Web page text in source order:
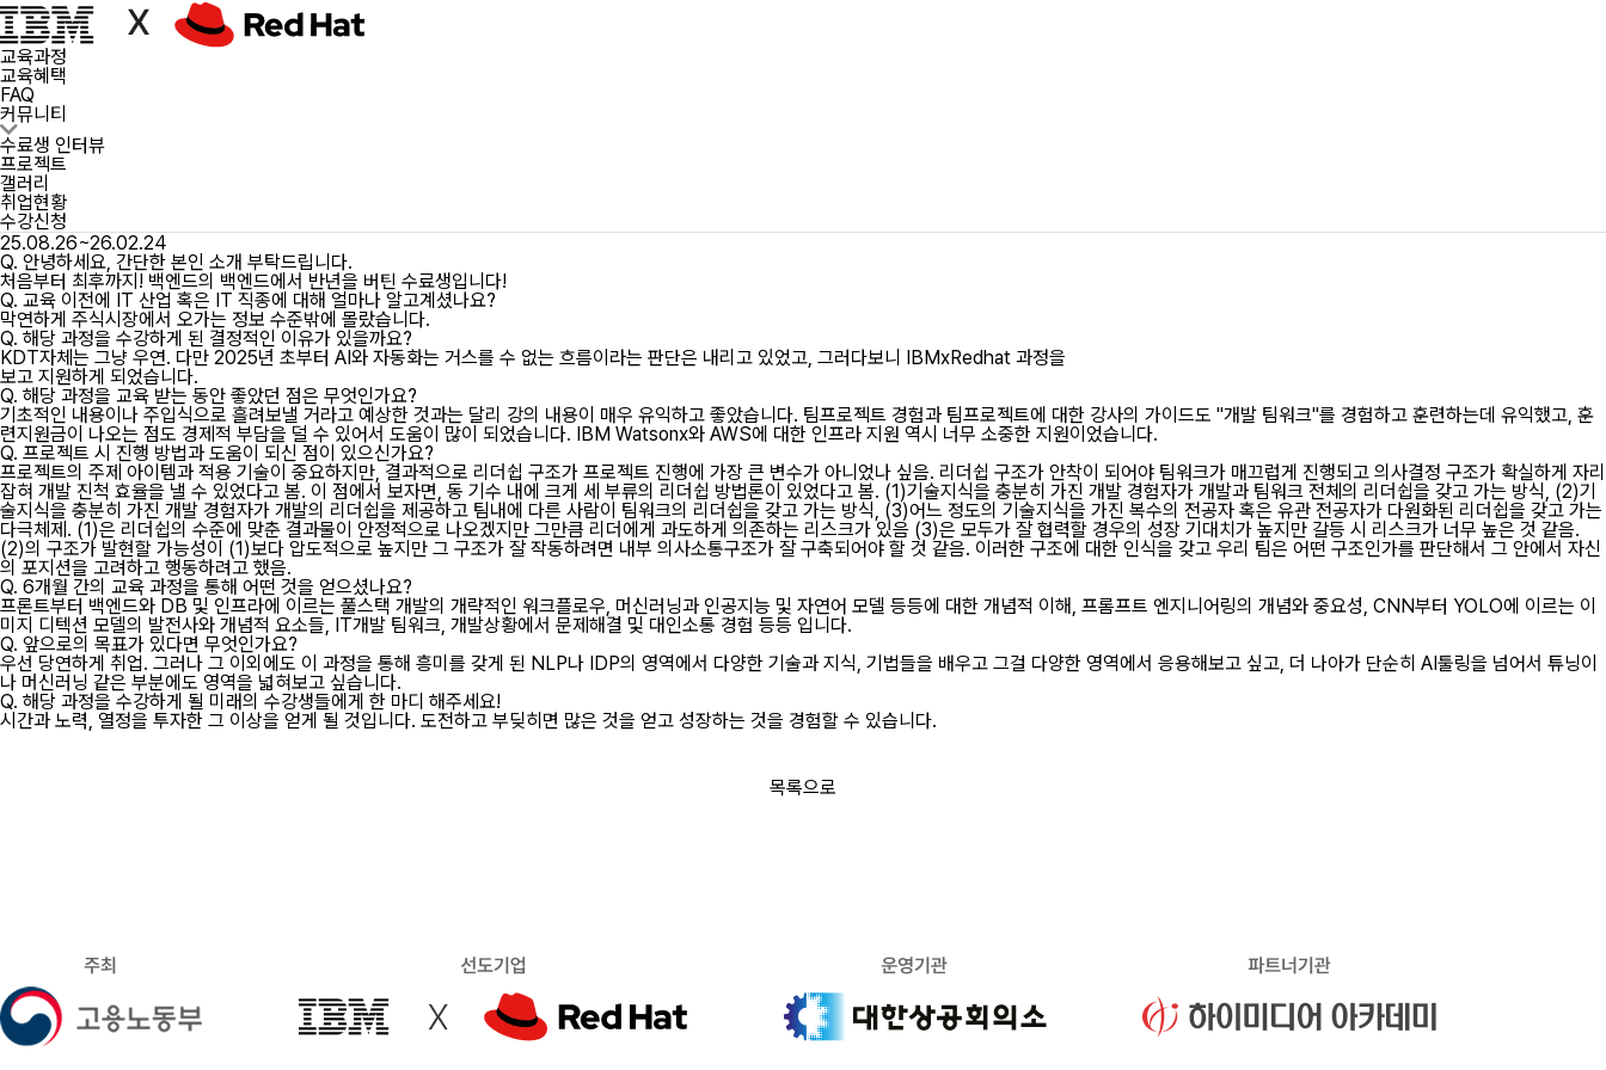
교육과정
교육혜택
FAQ
커뮤니티
수료생 인터뷰
프로젝트
갤러리
취업현황
수강신청
수료생 인터뷰
프로젝트
갤러리
취업현황
INTERVIEW
수강생들의 이야기, 성공을 만든 이야기
한ㅇ우님 수료생
수강과정
[ IBM x RedHat ]
수강기간
25.08.26~26.02.24
Q. 안녕하세요, 간단한 본인 소개 부탁드립니다.
처음부터 최후까지! 백엔드의 백엔드에서 반년을 버틴 수료생입니다!
Q. 교육 이전에 IT 산업 혹은 IT 직종에 대해 얼마나 알고계셨나요?
막연하게 주식시장에서 오가는 정보 수준밖에 몰랐습니다.
Q. 해당 과정을 수강하게 된 결정적인 이유가 있을까요?
KDT자체는 그냥 우연. 다만 2025년 초부터 AI와 자동화는 거스를 수 없는 흐름이라는 판단은 내리고 있었고, 그러다보니 IBMxRedhat 과정을
보고 지원하게 되었습니다.
Q. 해당 과정을 교육 받는 동안 좋았던 점은 무엇인가요?
기초적인 내용이나 주입식으로 흘려보낼 거라고 예상한 것과는 달리 강의 내용이 매우 유익하고 좋았습니다. 팀프로젝트 경험과 팀프로젝트에 대한 강사의 가이드도 "개발 팀워크"를 경험하고 훈련하는데 유익했고, 훈
련지원금이 나오는 점도 경제적 부담을 덜 수 있어서 도움이 많이 되었습니다. IBM Watsonx와 AWS에 대한 인프라 지원 역시 너무 소중한 지원이었습니다.
Q. 프로젝트 시 진행 방법과 도움이 되신 점이 있으신가요?
프로젝트의 주제 아이템과 적용 기술이 중요하지만, 결과적으로 리더쉽 구조가 프로젝트 진행에 가장 큰 변수가 아니었나 싶음. 리더쉽 구조가 안착이 되어야 팀워크가 매끄럽게 진행되고 의사결정 구조가 확실하게 자리
잡혀 개발 진척 효율을 낼 수 있었다고 봄. 이 점에서 보자면, 동 기수 내에 크게 세 부류의 리더쉽 방법론이 있었다고 봄. (1)기술지식을 충분히 가진 개발 경험자가 개발과 팀워크 전체의 리더쉽을 갖고 가는 방식, (2)기
술지식을 충분히 가진 개발 경험자가 개발의 리더쉽을 제공하고 팀내에 다른 사람이 팀워크의 리더쉽을 갖고 가는 방식, (3)어느 정도의 기술지식을 가진 복수의 전공자 혹은 유관 전공자가 다원화된 리더쉽을 갖고 가는
다극체제. (1)은 리더쉽의 수준에 맞춘 결과물이 안정적으로 나오겠지만 그만큼 리더에게 과도하게 의존하는 리스크가 있음 (3)은 모두가 잘 협력할 경우의 성장 기대치가 높지만 갈등 시 리스크가 너무 높은 것 같음.
(2)의 구조가 발현할 가능성이 (1)보다 압도적으로 높지만 그 구조가 잘 작동하려면 내부 의사소통구조가 잘 구축되어야 할 것 같음. 이러한 구조에 대한 인식을 갖고 우리 팀은 어떤 구조인가를 판단해서 그 안에서 자신
의 포지션을 고려하고 행동하려고 했음.
Q. 6개월 간의 교육 과정을 통해 어떤 것을 얻으셨나요?
프론트부터 백엔드와 DB 및 인프라에 이르는 풀스택 개발의 개략적인 워크플로우, 머신러닝과 인공지능 및 자연어 모델 등등에 대한 개념적 이해, 프롬프트 엔지니어링의 개념와 중요성, CNN부터 YOLO에 이르는 이
미지 디텍션 모델의 발전사와 개념적 요소들, IT개발 팀워크, 개발상황에서 문제해결 및 대인소통 경험 등등 입니다.
Q. 앞으로의 목표가 있다면 무엇인가요?
우선 당연하게 취업. 그러나 그 이외에도 이 과정을 통해 흥미를 갖게 된 NLP나 IDP의 영역에서 다양한 기술과 지식, 기법들을 배우고 그걸 다양한 영역에서 응용해보고 싶고, 더 나아가 단순히 AI툴링을 넘어서 튜닝이
나 머신러닝 같은 부분에도 영역을 넓혀보고 싶습니다.
Q. 해당 과정을 수강하게 될 미래의 수강생들에게 한 마디 해주세요!
시간과 노력, 열정을 투자한 그 이상을 얻게 될 것입니다. 도전하고 부딪히면 많은 것을 얻고 성장하는 것을 경험할 수 있습니다.
목록으로